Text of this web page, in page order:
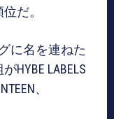
だ。
に名を連ねた
HYBE LABELS
、